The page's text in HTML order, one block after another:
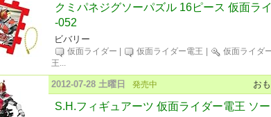
クミパネジグソーパズル 16ピース 仮面ラ
-052
ビバリー
仮面ライダー 仮面ライダー電王 仮面ライダ
王...
お
2012-07-28 土曜日 発売中
S.H.フィギュアーツ 仮面ライダー電王 ソ